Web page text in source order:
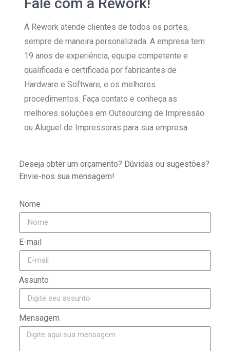
Fale com a Rework!
A Rework atende clientes de todos os portes,
sempre de maneira personalizada. A empresa tem
19 anos de experiência, equipe competente e
qualificada e certificada por fabricantes de
Hardware e Software, e os melhores
procedimentos. Faça contato e conheça as
melhores soluções em Outsourcing de Impressão
ou Aluguel de Impressoras para sua empresa.
Deseja obter um orçamento? Dúvidas ou sugestões?
Envie-nos sua mensagem!
Nome
E-mail
Assunto
Mensagem